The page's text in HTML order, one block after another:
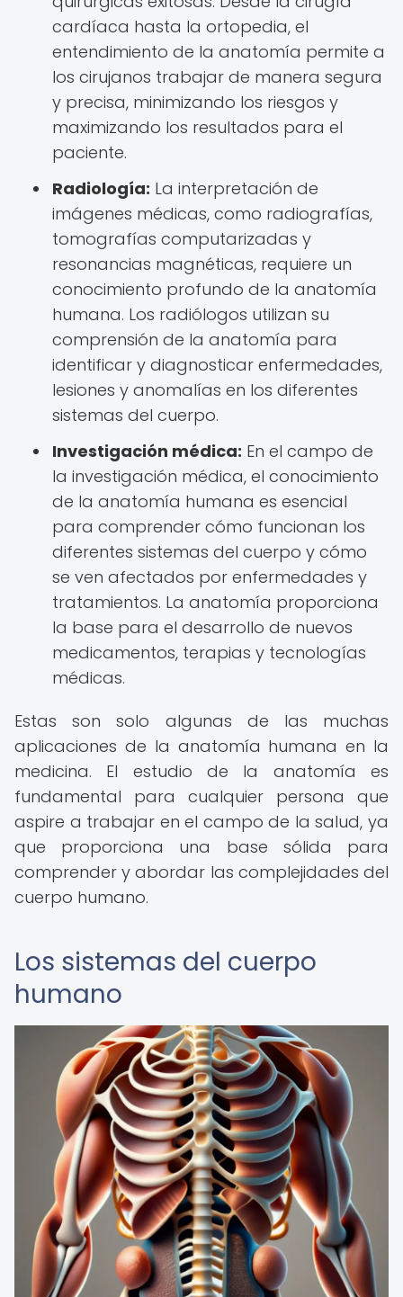
cardíaca hasta la ortopedia, el
entendimiento de la anatomía permite a
los cirujanos trabajar de manera segura
y precisa, minimizando los riesgos y
maximizando los resultados para el
paciente.
Radiología: La interpretación de
imágenes médicas, como radiografías,
tomografías computarizadas y
resonancias magnéticas, requiere un
conocimiento profundo de la anatomía
humana. Los radiólogos utilizan su
comprensión de la anatomía para
identificar y diagnosticar enfermedades,
lesiones y anomalías en los diferentes
sistemas del cuerpo.
Investigación médica: En el campo de
la investigación médica, el conocimiento
de la anatomía humana es esencial
para comprender cómo funcionan los
diferentes sistemas del cuerpo y cómo
se ven afectados por enfermedades y
tratamientos. La anatomía proporciona
la base para el desarrollo de nuevos
medicamentos, terapias y tecnologías
médicas.
Estas son solo algunas de las muchas
aplicaciones de la anatomía humana en la
medicina. El estudio de la anatomía es
fundamental para cualquier persona que
aspire a trabajar en el campo de la salud, ya
que proporciona una base sólida para
comprender y abordar las complejidades del
cuerpo humano.
Los sistemas del cuerpo
humano